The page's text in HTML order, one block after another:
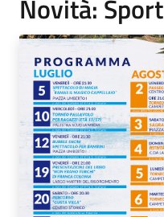
Novità: Sport